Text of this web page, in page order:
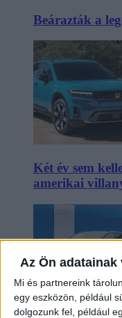
Az Ön
Mi és partnereink
egy eszközön, például
dolgozunk fel, például
Beárazták a
Két év sem
amerikai